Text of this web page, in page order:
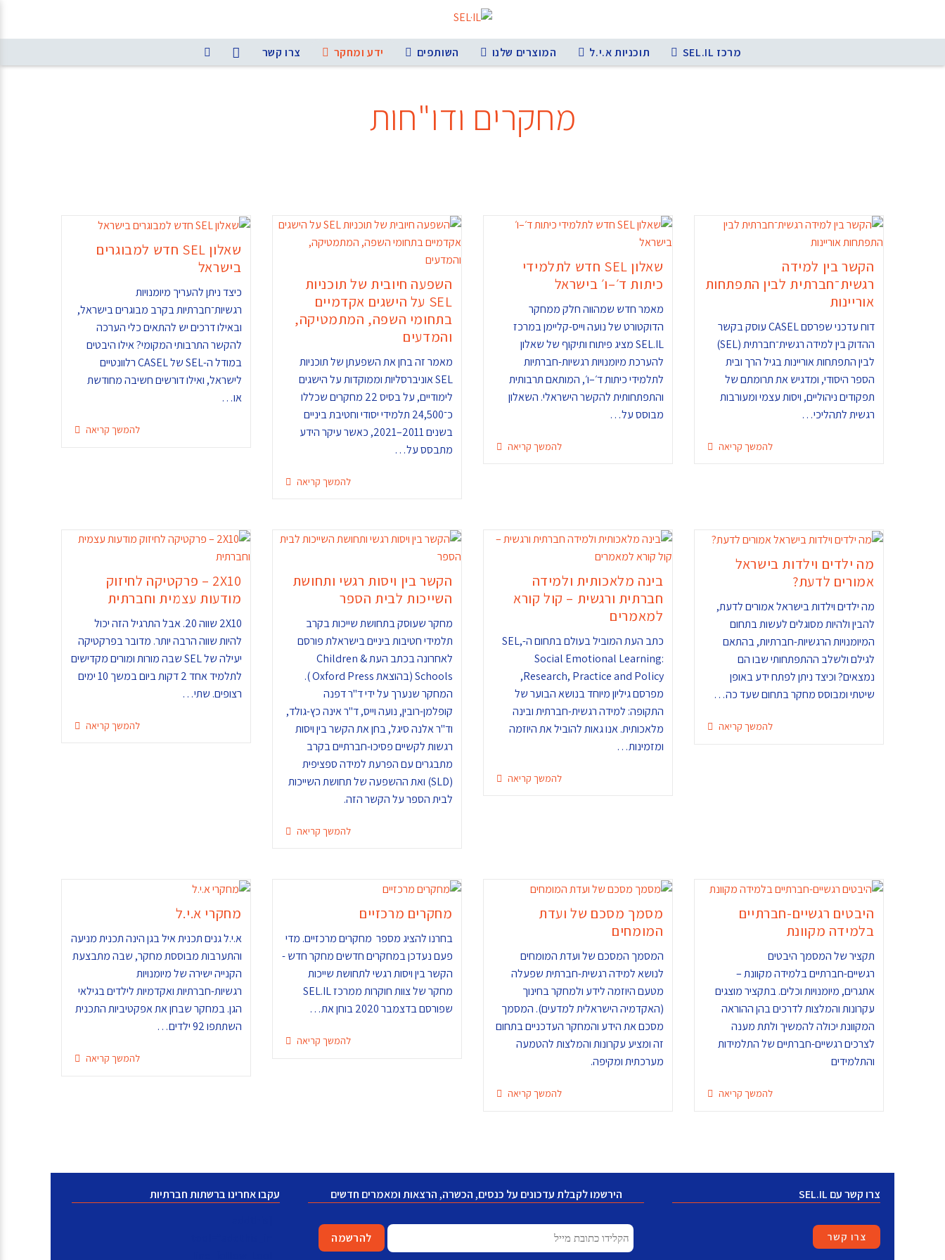
מרכז SEL.IL תוכניות א.י.ל המוצרים שלנו השותפים ידע ומחקר צרו קשר
מחקרים ודו"חות
הקשר בין למידה
רגשית־חברתית לבין התפתחות
אוריינות
דוח עדכני שפרסם CASEL עוסק בקשר
ההדוק בין למידה רגשית־חברתית (SEL)
לבין התפתחות אוריינות בגיל הרך ובית
הספר היסודי, ומדגיש את תרומתם של
תפקודים ניהוליים, ויסות עצמי ומעורבות
רגשית לתהליכי…
להמשך קריאה
שאלון SEL חדש לתלמידי
כיתות ד׳–ו׳ בישראל
מאמר חדש שמהווה חלק ממחקר
הדוקטורט של נועה וייס-קליימן במרכז
SEL.IL מציג פיתוח ותיקוף של שאלון
להערכת מיומנויות רגשיות-חברתיות
לתלמידי כיתות ד׳–ו׳, המותאם תרבותית
והתפתחותית להקשר הישראלי. השאלון
מבוסס על…
להמשך קריאה
השפעה חיובית של תוכניות
SEL על הישגים אקדמיים
בתחומי השפה, המתמטיקה,
והמדעים
מאמר זה בחן את השפעתן של תוכניות
SEL אוניברסליות וממוקדות על הישגים
לימודיים, על בסיס 22 מחקרים שכללו
כ־24,500 תלמידי יסודי וחטיבת ביניים
בשנים 2011–2021, כאשר עיקר הידע
מתבסס על…
להמשך קריאה
שאלון SEL חדש למבוגרים
בישראל
כיצד ניתן להעריך מיומנויות
רגשיות־חברתיות בקרב מבוגרים בישראל,
ובאילו דרכים יש להתאים כלי הערכה
להקשר התרבותי המקומי? אילו היבטים
במודל ה-SEL של CASEL רלוונטיים
לישראל, ואילו דורשים חשיבה מחודשת
או…
להמשך קריאה
מה ילדים וילדות בישראל
אמורים לדעת?
מה ילדים וילדות בישראל אמורים לדעת,
להבין ולהיות מסוגלים לעשות בתחום
המיומנויות הרגשיות-חברתיות, בהתאם
לגילם ולשלב ההתפתחותי שבו הם
נמצאים? וכיצד ניתן לפתח ידע באופן
שיטתי ומבוסס מחקר בתחום שעד כה…
להמשך קריאה
בינה מלאכותית ולמידה
חברתית ורגשית – קול קורא
למאמרים
כתב העת המוביל בעולם בתחום ה-SEL,
Social Emotional Learning:
Research, Practice and Policy,
מפרסם גיליון מיוחד בנושא הבוער של
התקופה: למידה רגשית-חברתית ובינה
מלאכותית. אנו גאות להוביל את היוזמה
ומזמינות…
להמשך קריאה
הקשר בין ויסות רגשי ותחושת
השייכות לבית הספר
מחקר שעוסק בתחושת שייכות בקרב
תלמידי חטיבות ביניים בישראלת פורסם
לאחרונה בכתב העת Children &
Schools (בהוצאת Oxford Press ).
המחקר שנערך על ידי ד"ר דפנה
קופלמן-רובין, נועה וייס, ד"ר אינה כץ-גולד,
וד"ר אלנה סיגל, בחן את הקשר בין ויסות
רגשות לקשיים פסיכו-חברתיים בקרב
מתבגרים עם הפרעת למידה ספציפית
(SLD) ואת ההשפעה של תחושת השייכות
לבית הספר על הקשר הזה.
להמשך קריאה
2X10 – פרקטיקה לחיזוק
מודעות עצמית וחברתית
2X10 שווה 20. אבל התרגיל הזה יכול
להיות שווה הרבה יותר. מדובר בפרקטיקה
יעילה של SEL שבה מורות ומורים מקדישים
לתלמיד אחד 2 דקות ביום במשך 10 ימים
רצופים. שתי…
להמשך קריאה
היבטים רגשיים-חברתיים
בלמידה מקוונת
תקציר של המסמך היבטים
רגשיים-חברתיים בלמידה מקוונת –
אתגרים, מיומנויות וכלים. בתקציר מוצגים
עקרונות והמלצות לדרכים בהן ההוראה
המקוונת יכולה להמשיך ולתת מענה
לצרכים רגשיים-חברתיים של התלמידות
והתלמידים
להמשך קריאה
מסמך מסכם של ועדת
המומחים
המסמך המסכם של ועדת המומחים
לנושא למידה רגשית-חברתית שפעלה
מטעם היוזמה לידע ולמחקר בחינוך
(האקדמיה הישראלית למדעים). המסמך
מסכם את הידע והמחקר העדכניים בתחום
זה ומציע עקרונות והמלצות להטמעה
מערכתית ומקיפה.
להמשך קריאה
מחקרים מרכזיים
בחרנו להציג מספר מחקרים מרכזיים. מדי
פעם נעדכן במחקרים חדשים מחקר חדש -
הקשר בין ויסות רגשי לתחושת שייכות
מחקר של צוות חוקרות ממרכז SEL.IL
שפורסם בדצמבר 2020 בוחן את…
להמשך קריאה
מחקרי א.י.ל
א.י.ל גנים תכנית איל בגן הינה תכנית מניעה
והתערבות מבוססת מחקר, שבה מתבצעת
הקנייה ישירה של מיומנויות
רגשיות-חברתיות ואקדמיות לילדים בגילאי
הגן. במחקר שבחן את אפקטיביות התכנית
השתתפו 92 ילדים…
להמשך קריאה
צרו קשר עם SEL.IL
צרו קשר
הירשמו לקבלת עדכונים על כנסים, הכשרה, הרצאות ומאמרים חדשים
עקבו אחרינו ברשתות חברתיות